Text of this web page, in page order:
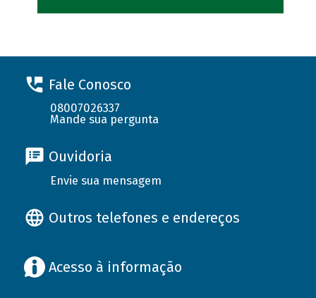
Fale Conosco
08007026337
Mande sua pergunta
Ouvidoria
Envie sua mensagem
Outros telefones e endereços
Acesso à informação